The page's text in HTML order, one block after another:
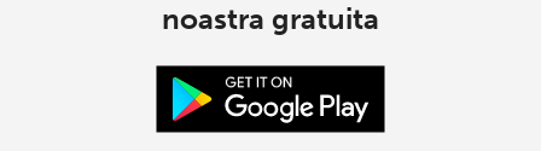
noastra gratuita